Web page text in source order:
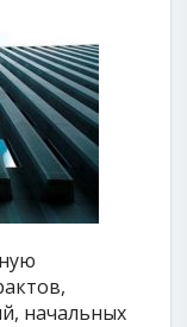
начальных